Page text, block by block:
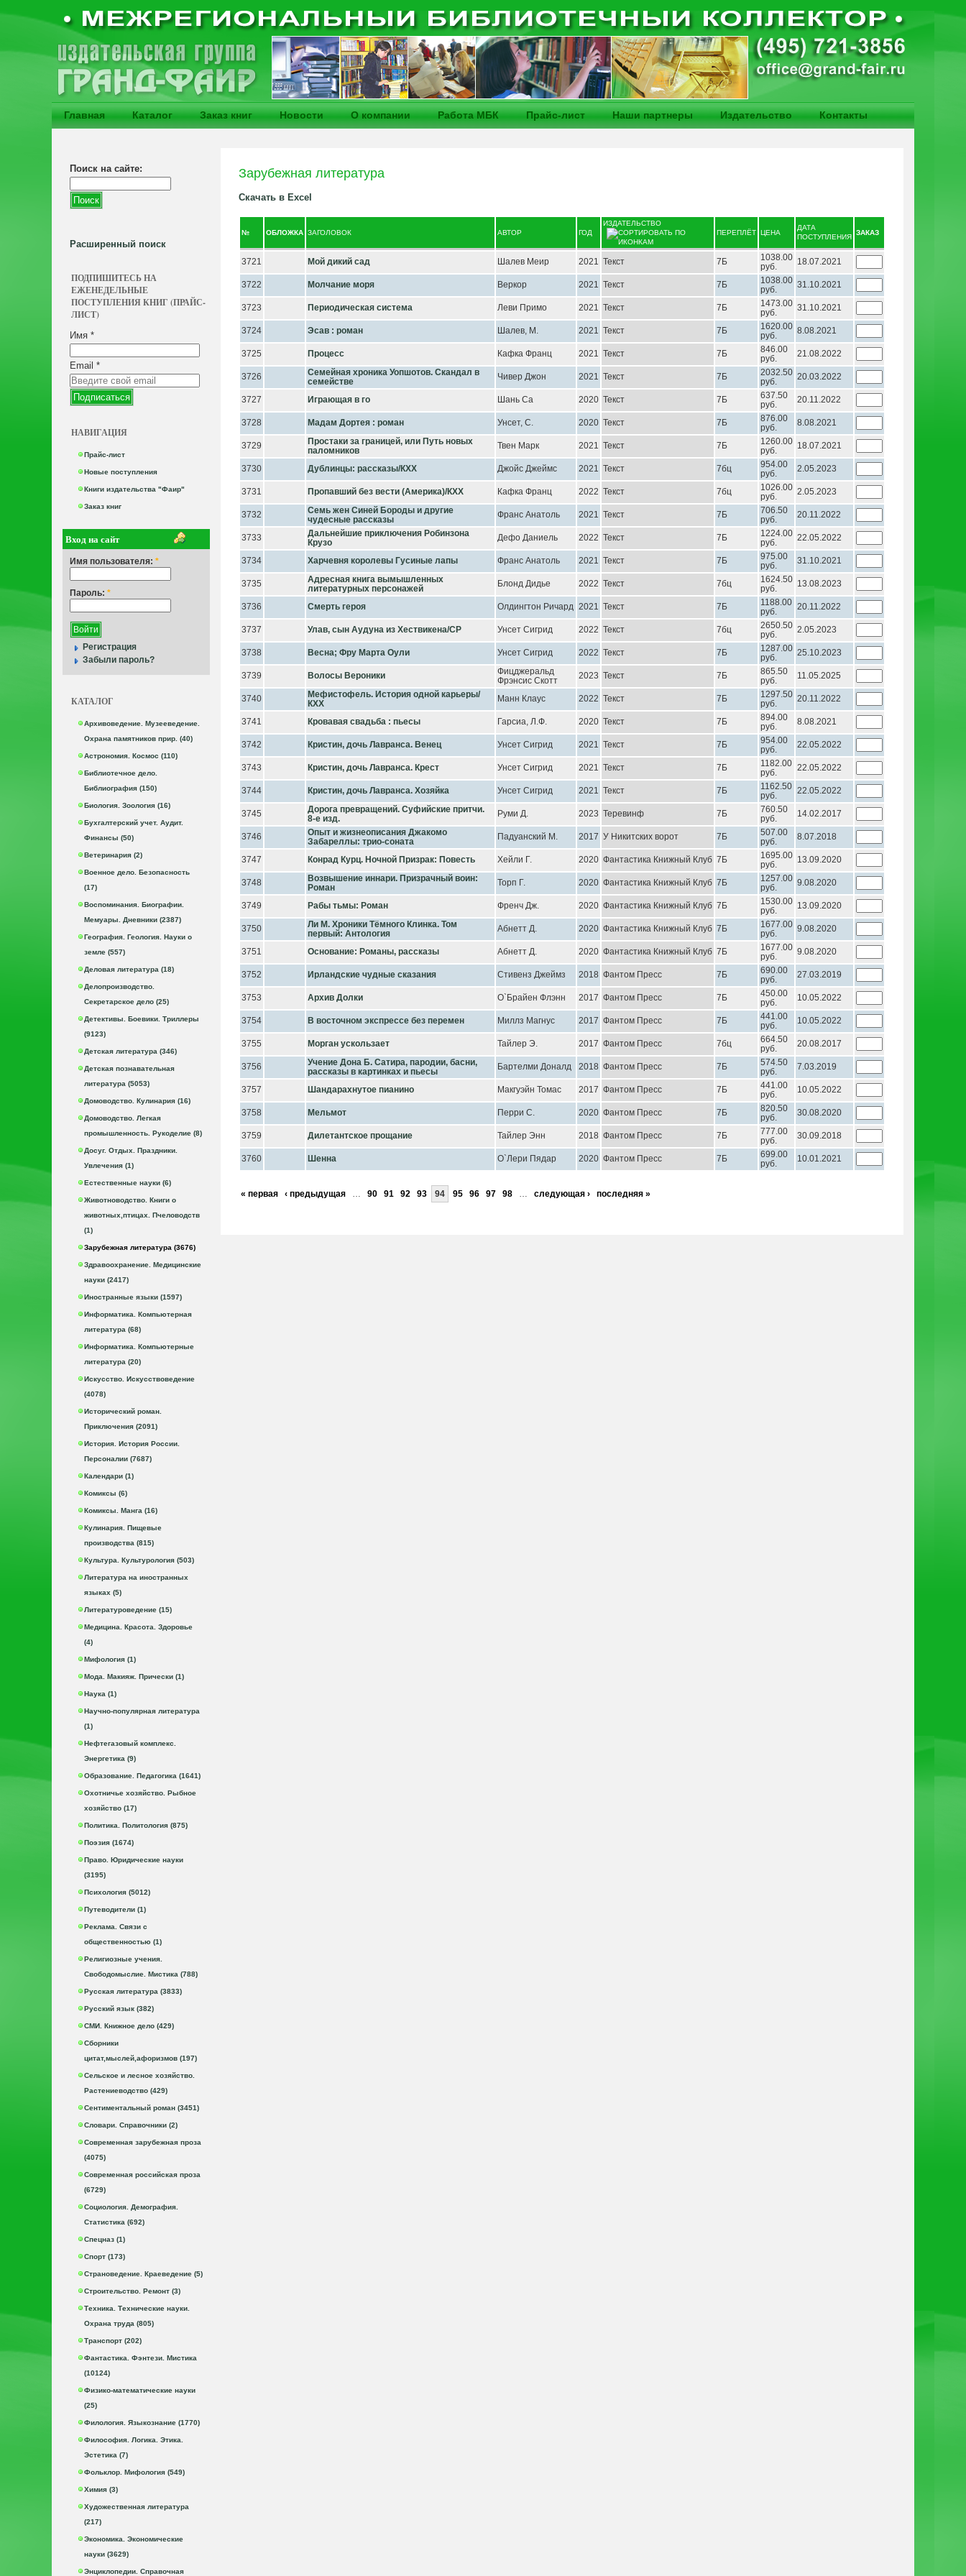
Главная Каталог Заказ книг Новости О компании Работа МБК Прайс-лист Наши партнеры Издательство Контакты
Поиск на сайте:
Расширенный поиск
ПОДПИШИТЕСЬ НА
ЕЖЕНЕДЕЛЬНЫЕ
ПОСТУПЛЕНИЯ КНИГ (ПРАЙС-
ЛИСТ)
Имя *
Email *
НАВИГАЦИЯ
Прайс-лист
Новые поступления
Книги издательства "Фаир"
Заказ книг
Вход на сайт
Имя пользователя: *
Пароль: *
Регистрация
Забыли пароль?
КАТАЛОГ
Архивоведение. Музееведение.
Охрана памятников прир. (40)
Астрономия. Космос (110)
Библиотечное дело.
Библиография (150)
Биология. Зоология (16)
Бухгалтерский учет. Аудит.
Финансы (50)
Ветеринария (2)
Военное дело. Безопасность
(17)
Воспоминания. Биографии.
Мемуары. Дневники (2387)
География. Геология. Науки о
земле (557)
Деловая литература (18)
Делопроизводство.
Секретарское дело (25)
Детективы. Боевики. Триллеры
(9123)
Детская литература (346)
Детская познавательная
литература (5053)
Домоводство. Кулинария (16)
Домоводство. Легкая
промышленность. Рукоделие (8)
Досуг. Отдых. Праздники.
Увлечения (1)
Естественные науки (6)
Животноводство. Книги о
животных,птицах. Пчеловодств
(1)
Зарубежная литература (3676)
Здравоохранение. Медицинские
науки (2417)
Иностранные языки (1597)
Информатика. Компьютерная
литература (68)
Информатика. Компьютерные
литература (20)
Искусство. Искусствоведение
(4078)
Исторический роман.
Приключения (2091)
История. История России.
Персоналии (7687)
Календари (1)
Комиксы (6)
Комиксы. Манга (16)
Кулинария. Пищевые
производства (815)
Культура. Культурология (503)
Литература на иностранных
языках (5)
Литературоведение (15)
Медицина. Красота. Здоровье
(4)
Мифология (1)
Мода. Макияж. Прически (1)
Наука (1)
Научно-популярная литература
(1)
Нефтегазовый комплекс.
Энергетика (9)
Образование. Педагогика (1641)
Охотничье хозяйство. Рыбное
хозяйство (17)
Политика. Политология (875)
Поэзия (1674)
Право. Юридические науки
(3195)
Психология (5012)
Путеводители (1)
Реклама. Связи с
общественностью (1)
Религиозные учения.
Свободомыслие. Мистика (788)
Русская литература (3833)
Русский язык (382)
СМИ. Книжное дело (429)
Сборники
цитат,мыслей,афоризмов (197)
Сельское и лесное хозяйство.
Растениеводство (429)
Сентиментальный роман (3451)
Словари. Справочники (2)
Современная зарубежная проза
(4075)
Современная российская проза
(6729)
Социология. Демография.
Статистика (692)
Спецназ (1)
Спорт (173)
Страноведение. Краеведение (5)
Строительство. Ремонт (3)
Техника. Технические науки.
Охрана труда (805)
Транспорт (202)
Фантастика. Фэнтези. Мистика
(10124)
Физико-математические науки
(25)
Филология. Языкознание (1770)
Философия. Логика. Этика.
Эстетика (7)
Фольклор. Мифология (549)
Химия (3)
Художественная литература
(217)
Экономика. Экономические
науки (3629)
Энциклопедии. Справочная
Зарубежная литература
Скачать в Excel
№ ОБЛОЖКА ЗАГОЛОВОК АВТОР ГОД
ИЗДАТЕЛЬСТВО
ПЕРЕПЛЁТ ЦЕНА
ДАТА
ПОСТУПЛЕНИЯ
ЗАКАЗ
3721 Мой дикий сад Шалев Меир 2021 Текст 7Б
1038.00
руб.
18.07.2021
3722 Молчание моря Веркор 2021 Текст 7Б
1038.00
руб.
31.10.2021
3723 Периодическая система Леви Примо 2021 Текст 7Б
1473.00
руб.
31.10.2021
3724 Эсав : роман Шалев, М. 2021 Текст 7Б
1620.00
руб.
8.08.2021
3725 Процесс Кафка Франц 2021 Текст 7Б
846.00
руб.
21.08.2022
3726
Семейная хроника Уопшотов. Скандал в
семействе
Чивер Джон 2021 Текст 7Б
2032.50
руб.
20.03.2022
3727 Играющая в го Шань Са 2020 Текст 7Б
637.50
руб.
20.11.2022
3728 Мадам Дортея : роман Унсет, С. 2020 Текст 7Б
876.00
руб.
8.08.2021
3729
Простаки за границей, или Путь новых
паломников
Твен Марк 2021 Текст 7Б
1260.00
руб.
18.07.2021
3730 Дублинцы: рассказы/КХХ Джойс Джеймс 2021 Текст 7бц
954.00
руб.
2.05.2023
3731 Пропавший без вести (Америка)/КХХ Кафка Франц 2022 Текст 7бц
1026.00
руб.
2.05.2023
3732
Семь жен Синей Бороды и другие
чудесные рассказы
Франс Анатоль 2021 Текст 7Б
706.50
руб.
20.11.2022
3733
Дальнейшие приключения Робинзона
Крузо
Дефо Даниель 2022 Текст 7Б
1224.00
руб.
22.05.2022
3734 Харчевня королевы Гусиные лапы Франс Анатоль 2021 Текст 7Б
975.00
руб.
31.10.2021
3735
Адресная книга вымышленных
литературных персонажей
Блонд Дидье 2022 Текст 7бц
1624.50
руб.
13.08.2023
3736 Смерть героя Олдингтон Ричард 2021 Текст 7Б
1188.00
руб.
20.11.2022
3737 Улав, сын Аудуна из Хествикена/СР Унсет Сигрид 2022 Текст 7бц
2650.50
руб.
2.05.2023
3738 Весна; Фру Марта Оули Унсет Сигрид 2022 Текст 7Б
1287.00
руб.
25.10.2023
3739 Волосы Вероники
Фицджеральд
Фрэнсис Скотт
2023 Текст 7Б
865.50
руб.
11.05.2025
3740
Мефистофель. История одной карьеры/
КХХ
Манн Клаус 2022 Текст 7Б
1297.50
руб.
20.11.2022
3741 Кровавая свадьба : пьесы Гарсиа, Л.Ф. 2020 Текст 7Б
894.00
руб.
8.08.2021
3742 Кристин, дочь Лавранса. Венец Унсет Сигрид 2021 Текст 7Б
954.00
руб.
22.05.2022
3743 Кристин, дочь Лавранса. Крест Унсет Сигрид 2021 Текст 7Б
1182.00
руб.
22.05.2022
3744 Кристин, дочь Лавранса. Хозяйка Унсет Сигрид 2021 Текст 7Б
1162.50
руб.
22.05.2022
3745
Дорога превращений. Суфийские притчи.
8-е изд.
Руми Д. 2023 Теревинф 7Б
760.50
руб.
14.02.2017
3746
Опыт и жизнеописания Джакомо
Забареллы: трио-соната
Падуанский М. 2017 У Никитских ворот 7Б
507.00
руб.
8.07.2018
3747 Конрад Курц. Ночной Призрак: Повесть Хейли Г. 2020 Фантастика Книжный Клуб 7Б
1695.00
руб.
13.09.2020
3748
Возвышение иннари. Призрачный воин:
Роман
Торп Г. 2020 Фантастика Книжный Клуб 7Б
1257.00
руб.
9.08.2020
3749 Рабы тьмы: Роман Френч Дж. 2020 Фантастика Книжный Клуб 7Б
1530.00
руб.
13.09.2020
3750
Ли М. Хроники Тёмного Клинка. Том
первый: Антология
Абнетт Д. 2020 Фантастика Книжный Клуб 7Б
1677.00
руб.
9.08.2020
3751 Основание: Романы, рассказы Абнетт Д. 2020 Фантастика Книжный Клуб 7Б
1677.00
руб.
9.08.2020
3752 Ирландские чудные сказания Стивенз Джеймз 2018 Фантом Пресс 7Б
690.00
руб.
27.03.2019
3753 Архив Долки О`Брайен Флэнн 2017 Фантом Пресс 7Б
450.00
руб.
10.05.2022
3754 В восточном экспрессе без перемен Миллз Магнус 2017 Фантом Пресс 7Б
441.00
руб.
10.05.2022
3755 Морган ускользает Тайлер Э. 2017 Фантом Пресс 7бц
664.50
руб.
20.08.2017
3756
Учение Дона Б. Сатира, пародии, басни,
рассказы в картинках и пьесы
Бартелми Доналд 2018 Фантом Пресс 7Б
574.50
руб.
7.03.2019
3757 Шандарахнутое пианино Макгуэйн Томас 2017 Фантом Пресс 7Б
441.00
руб.
10.05.2022
3758 Мельмот Перри С. 2020 Фантом Пресс 7Б
820.50
руб.
30.08.2020
3759 Дилетантское прощание Тайлер Энн 2018 Фантом Пресс 7Б
777.00
руб.
30.09.2018
3760 Шенна О`Лери Пядар 2020 Фантом Пресс 7Б
699.00
руб.
10.01.2021
« первая ‹ предыдущая … 90 91 92 93 94 95 96 97 98 … следующая › последняя »